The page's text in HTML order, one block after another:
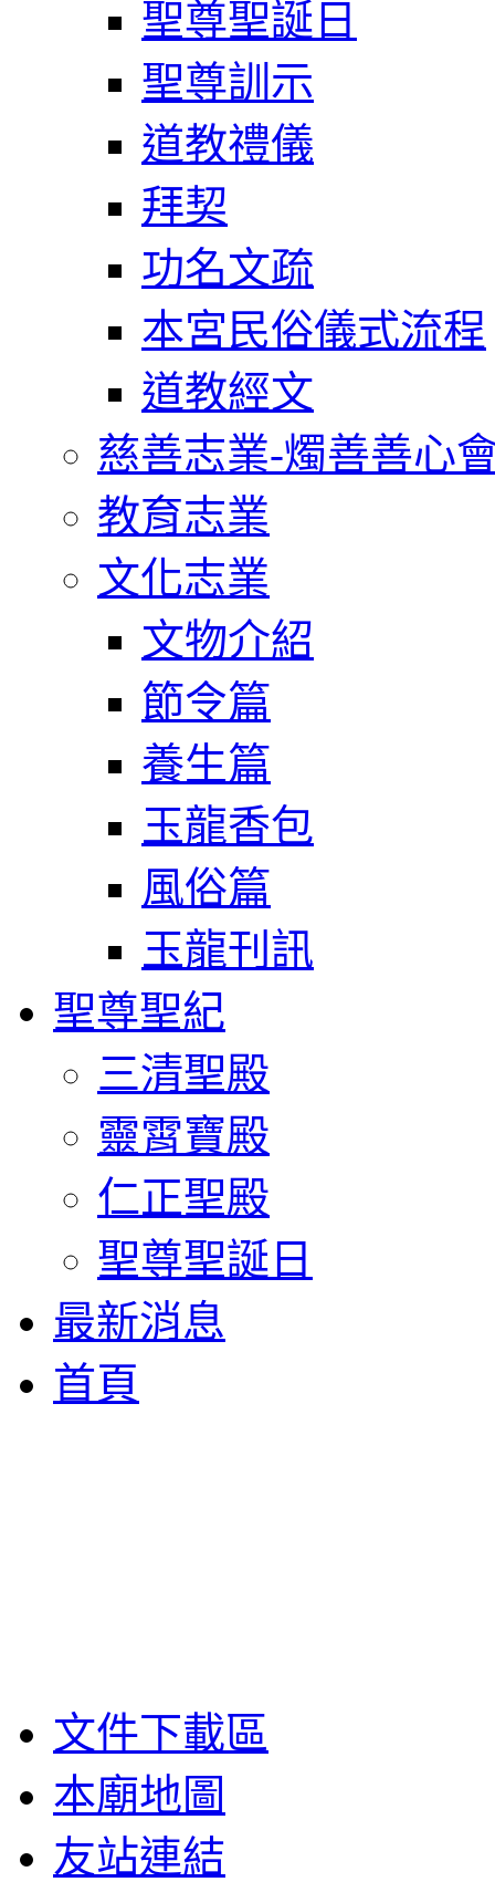
聖尊聖誕日
聖尊訓示
道教禮儀
拜契
功名文疏
本宮民俗儀式流程
道教經文
慈善志業-燭善善心
教育志業
文化志業
文物介紹
節令篇
養生篇
玉龍香包
風俗篇
玉龍刊訊
聖尊聖紀
三清聖殿
靈霄寶殿
仁正聖殿
聖尊聖誕日
最新消息
首頁
文件下載區
本廟地圖
友站連結